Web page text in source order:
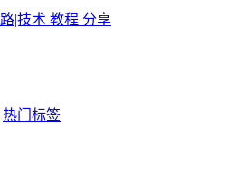
热门标签